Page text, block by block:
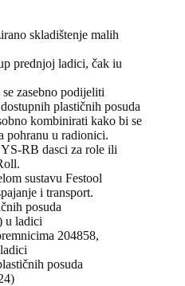
skladištenje malih
prednjoj ladici, čak iu
zasebno podijeliti
plastičnih posuda
kombinirati kako bi se
pohranu u radionici.
RB dasci za role ili
sustavu Festool
i transport.
posuda
u ladici
204858,
posuda